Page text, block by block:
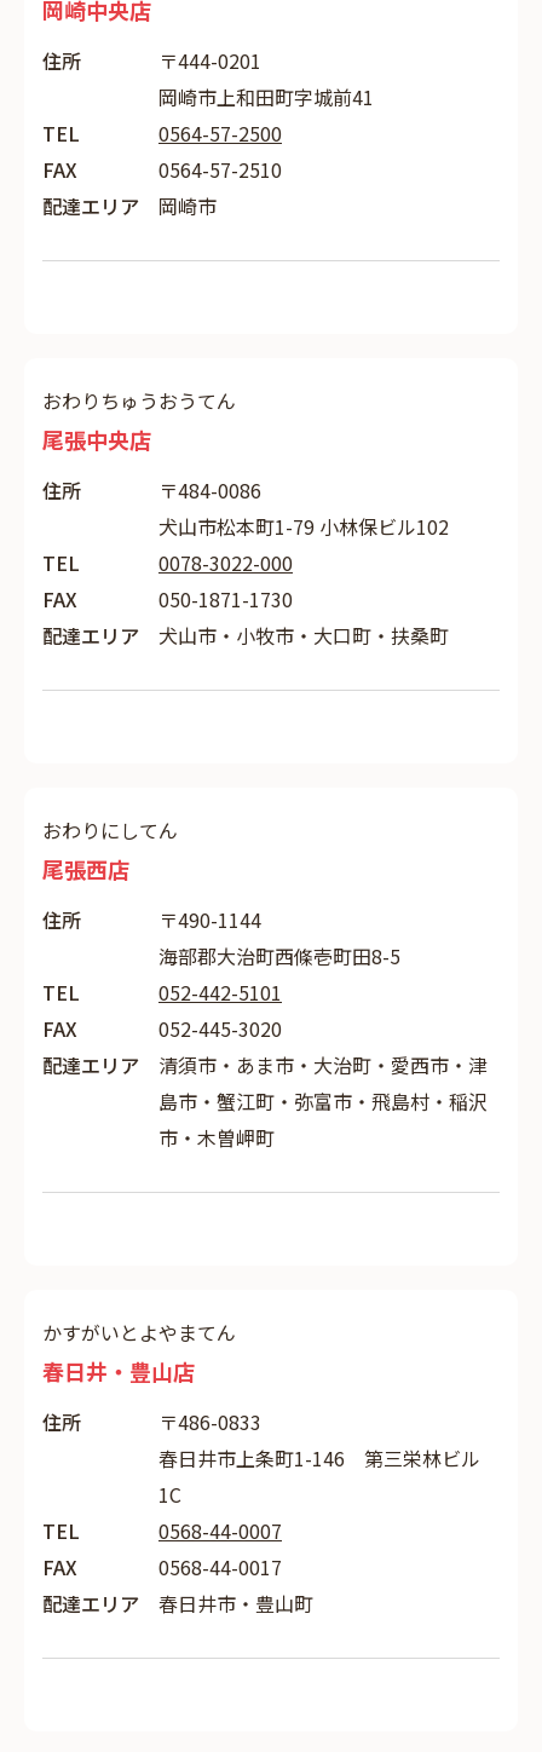
岡崎中央店
住所
〒444-0201
岡崎市上和田町字城前41
TEL
0564-57-2500
FAX
0564-57-2510
配達エリア
岡崎市
おわりちゅうおうてん
尾張中央店
住所
〒484-0086
犬山市松本町1-79 小林保ビル102
TEL
0078-3022-000
FAX
050-1871-1730
配達エリア
犬山市・小牧市・大口町・扶桑町
おわりにしてん
尾張西店
住所
〒490-1144
海部郡大治町西條壱町田8-5
TEL
052-442-5101
FAX
052-445-3020
配達エリア
清須市・あま市・大治町・愛西市・津
島市・蟹江町・弥富市・飛島村・稲沢
市・木曽岬町
かすがいとよやまてん
春日井・豊山店
住所
〒486-0833
春日井市上条町1-146 第三栄林ビル
1C
TEL
0568-44-0007
FAX
0568-44-0017
配達エリア
春日井市・豊山町